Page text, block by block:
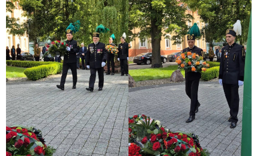
WOJEWÓDZKA
KOMISJA
DIALOGU
SPOŁECZNEGO
we
Wrocławiu
DIALOG
AUTONOMICZNY
RADA